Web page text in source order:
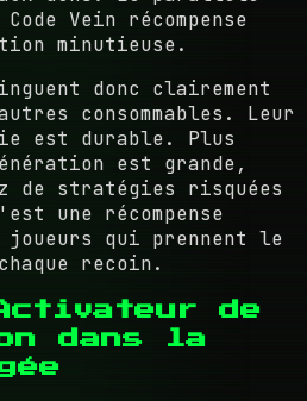
Vein récompense
minutieuse.
donc clairement
consommables. Leur
est durable. Plus
est grande,
de stratégies risquées
une récompense
joueurs qui prennent le
recoin.
de
dans la